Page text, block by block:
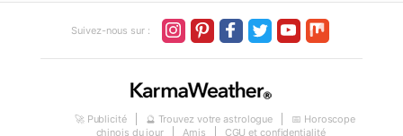
Suivez-nous sur :
🚀 Publicité 🔮 Trouvez votre astrologue
📅 Horoscope
chinois du jour
Amis CGU et confidentialité